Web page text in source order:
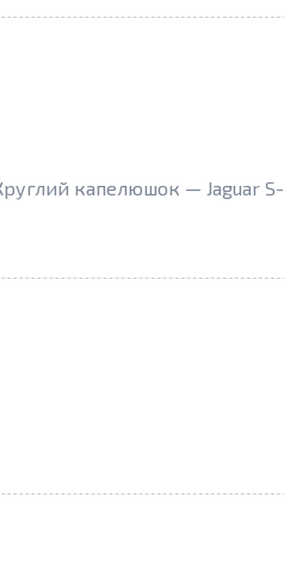
капелюшок — Jaguar S-